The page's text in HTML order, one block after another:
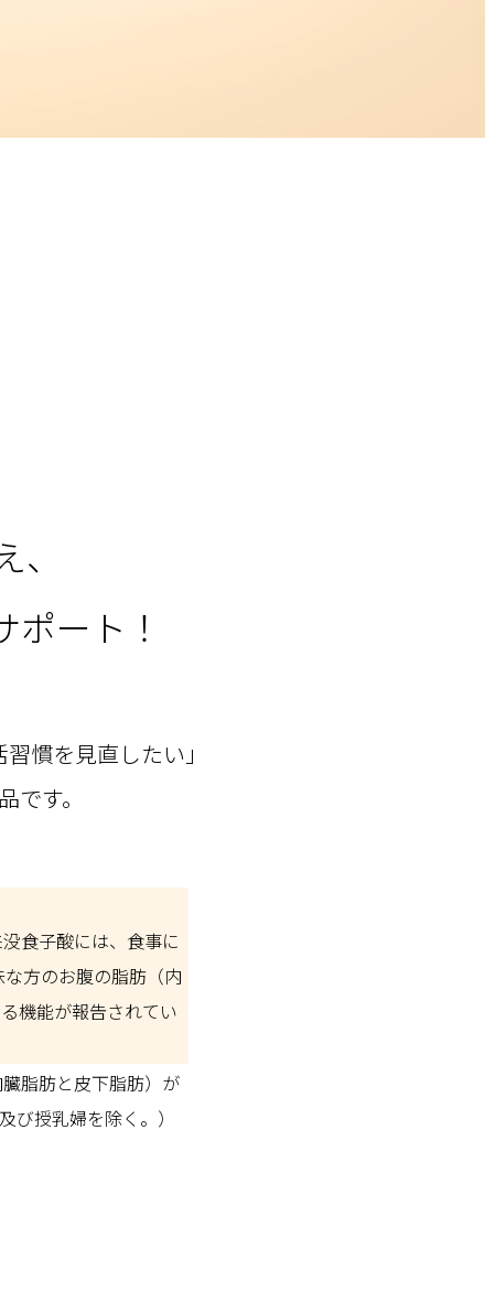
ート！
慣を見直したい」
す。
食子酸には、食事に
方のお腹の脂肪（内
機能が報告されてい
脂肪と皮下脂肪）が
授乳婦を除く。）